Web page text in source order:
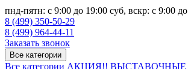
пнд-пятн: с 9:00 до 19:00 суб, вскр: с 9:00
8 (499) 350-50-29
8 (499) 964-44-11
Заказать звонок
Все категории
Все категории АКЦИЯ!! ВЫСТАВОЧНЫЕ